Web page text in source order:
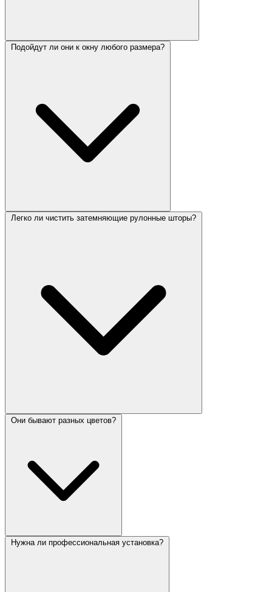
Подойдут ли они к окну любого размера?
Легко ли чистить затемняющие рулонные шторы?
Они бывают разных цветов?
Нужна ли профессиональная установка?